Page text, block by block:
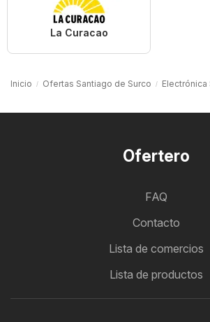
La Curacao
Inicio Ofertas Santiago de Surco Electrónica
Ofertero
FAQ
Contacto
Lista de comercios
Lista de productos